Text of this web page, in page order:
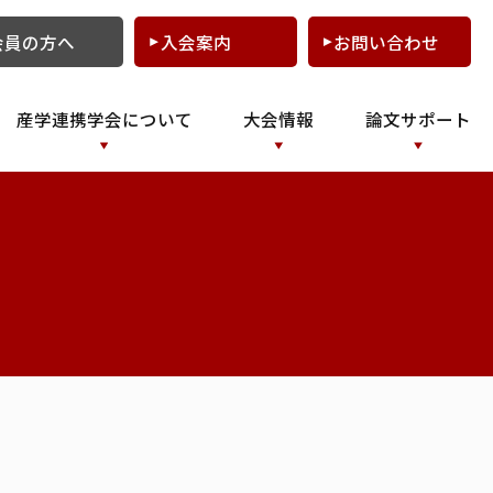
の方へ 入会案内 お問い合わせ
産学連携学会について 大会情報 論文サポート